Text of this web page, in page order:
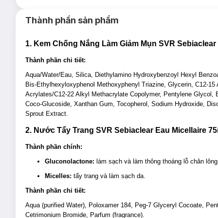
Sản phẩm phù hợp cho da dầu, hỗn hợp dầu,
Ưu thế nổi bật:
Màng lọc chống nắng cải tiến mới từ SVR: 4 năm nghiên
cho da liễu UVB + UVA + VISIBLE + HỒNG NGOẠI,
Bao bì dạng tuýp dễ sử dụng và có thể tái chế: được làm
Niacinamide (4%) + Salicylic acid: Điều hòa tiết bã nhờn,
Công thức được kiểm nghiệm trên da nhạy cảm, da dễ bị
Đây là sản phẩm phù hợp sử dụng ban ngày vì nó có công
Bảo quản:
Bảo quản nơi khô ráo, thoáng mát, tránh ánh nắng trực tiếp
Thành phần sản phẩm
1. Kem Chống Nắng Làm Giảm Mụn SVR Sebiaclear
Thành phần chi tiết:
Aqua/Water/Eau, Silica, Diethylamino Hydroxybenzoyl Hexyl
Bis-Ethylhexyloxyphenol Methoxyphenyl Triazine, Glycerin, C12-
Acrylates/C12-22 Alkyl Methacrylate Copolymer, Pentylene
Coco-Glucoside, Xanthan Gum, Tocopherol, Sodium Hydroxide,
Sprout Extract.
2. Nước Tẩy Trang SVR Sebiaclear Eau Micellaire
Thành phần chính:
Gluconolactone: làm sạch và làm thông thoáng lỗ chân lông.
Micelles: tẩy trang và làm sạch da.
Thành phần chi tiết:
Aqua (purified Water), Poloxamer 184, Peg-7 Glyceryl Cocoate,
Cetrimonium Bromide, Parfum (fragrance).